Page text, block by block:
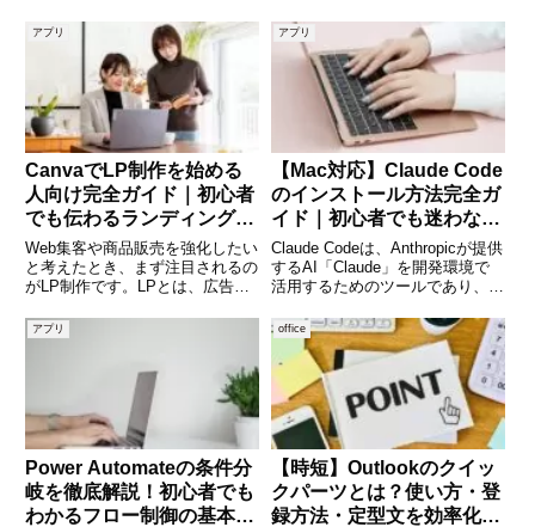
でしょう。実は、Visual Studio
Code（VS Code）でも拡張機能
を導入すれば、C
標準搭載されているブラウザ
「Microsoft Edge」を利用してい
る方からは、「ダウンロード先が
分からない」「
アプリ
CanvaでLP制作を始める
人向け完全ガイド｜初心者
でも伝わるランディングペ
ージを作る方法
Web集客や商品販売を強化したい
と考えたとき、まず注目されるの
がLP制作です。LPとは、広告や
人に対して、商品購入や資料請
求、問い合わせなど、特定の行動
Webページのことです。ただし
アプリ
【Mac対応】Claude Code
のインストール方法完全ガ
イド｜初心者でも迷わない
手順と使い方
Claude Codeは、Anthropicが提供
するAI「Claude」を開発環境で
活用するためのツールであり、コ
便利なCLIツールです。特にMac
環境では開発用途として非常に相
性が良く、エンジニアやプログラ
アプリ
Power Automateの条件分
岐を徹底解説！初心者でも
わかるフロー制御の基本と
office
【時短】Outlookのクイッ
クパーツとは？使い方・登
録方法・定型文を効率化す